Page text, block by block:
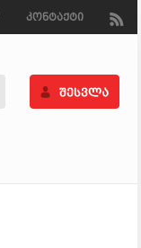
კონტაქტი